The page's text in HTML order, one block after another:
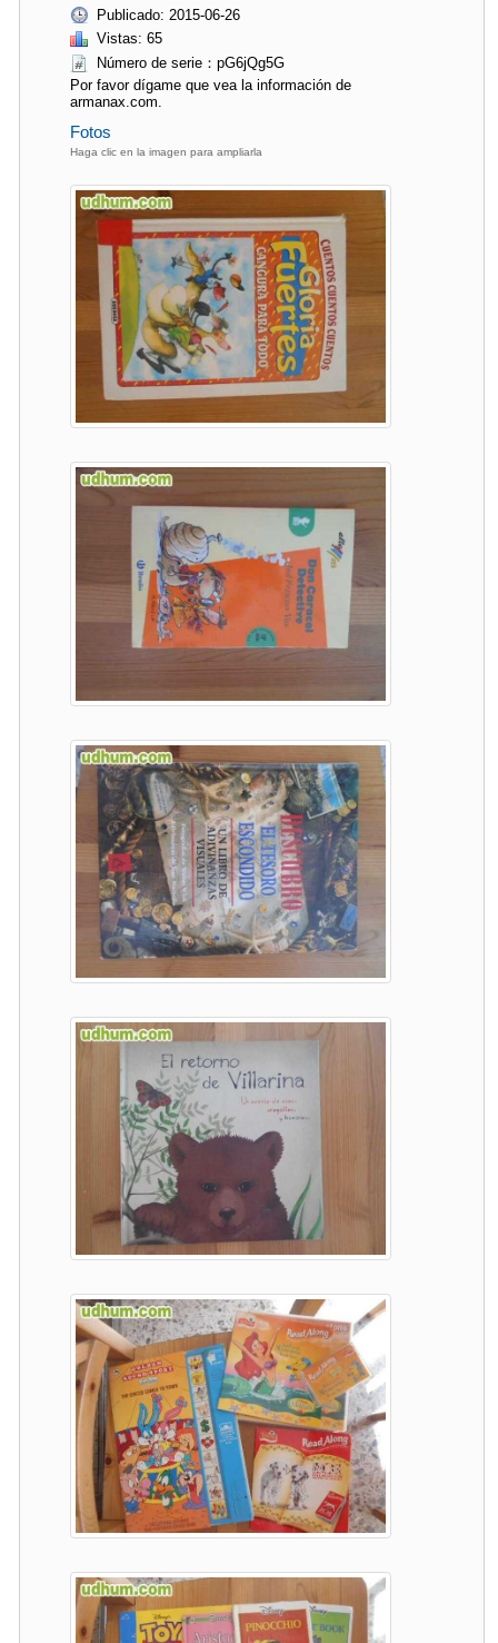
Publicado: 2015-06-26
Vistas: 65
Número de serie：pG6jQg5G
Por favor dígame que vea la información de
armanax.com.
Fotos
Haga clic en la imagen para ampliarla